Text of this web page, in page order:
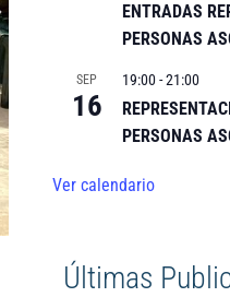
ENTRADAS
PERSONAS
SEP
16
19:00-21:00
PERSONAS
Ver calendario
Últimas